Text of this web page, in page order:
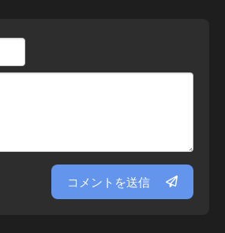
コメントを送信